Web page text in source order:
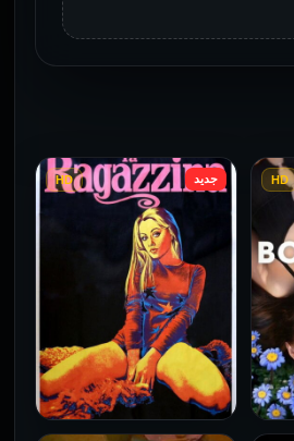
HD جديد HD